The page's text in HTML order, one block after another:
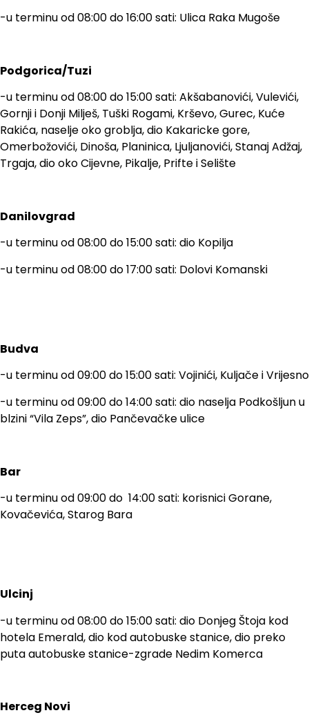
-u terminu od 08:00 do 16:00 sati: Ulica Raka Mugoše
Podgorica/Tuzi
-u terminu od 08:00 do 15:00 sati: Akšabanovići, Vulevići,
Gornji i Donji Milješ, Tuški Rogami, Krševo, Gurec, Kuće
Rakića, naselje oko groblja, dio Kakaricke gore,
Omerbožovići, Dinoša, Planinica, Ljuljanovići, Stanaj Adžaj,
Trgaja, dio oko Cijevne, Pikalje, Prifte i Selište
Danilovgrad
-u terminu od 08:00 do 15:00 sati: dio Kopilja
-u terminu od 08:00 do 17:00 sati: Dolovi Komanski
Budva
-u terminu od 09:00 do 15:00 sati: Vojinići, Kuljače i Vrijesno
-u terminu od 09:00 do 14:00 sati: dio naselja Podkošljun u
blzini “Vila Zeps”, dio Pančevačke ulice
Bar
-u terminu od 09:00 do 14:00 sati: korisnici Gorane,
Kovačevića, Starog Bara
Ulcinj
-u terminu od 08:00 do 15:00 sati: dio Donjeg Štoja kod
hotela Emerald, dio kod autobuske stanice, dio preko
puta autobuske stanice-zgrade Nedim Komerca
Herceg Novi